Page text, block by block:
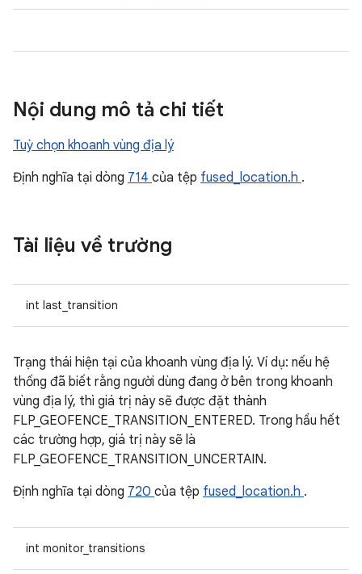
Nội dung mô tả chi tiết
Tuỳ chọn khoanh vùng địa lý
Định nghĩa tại dòng 714 của tệp fused_location.h .
Tài liệu về trường
int last_transition
Trạng thái hiện tại của khoanh vùng địa lý. Ví dụ: nếu hệ
thống đã biết rằng người dùng đang ở bên trong khoanh
vùng địa lý, thì giá trị này sẽ được đặt thành
FLP_GEOFENCE_TRANSITION_ENTERED. Trong hầu hết
các trường hợp, giá trị này sẽ là
FLP_GEOFENCE_TRANSITION_UNCERTAIN.
Định nghĩa tại dòng 720 của tệp fused_location.h .
int monitor_transitions